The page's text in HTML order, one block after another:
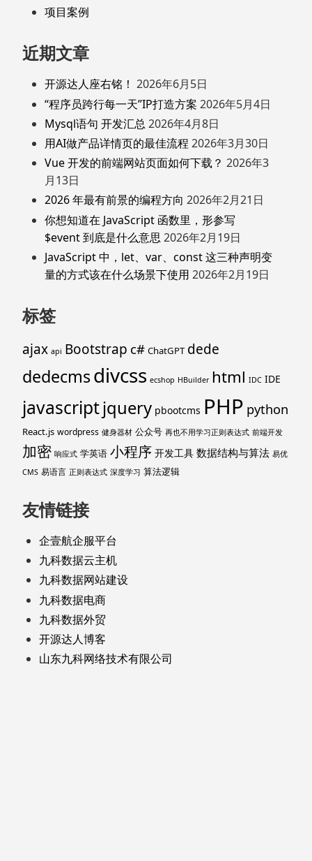
项目案例
近期文章
开源达人座右铭！ 2026年6月5日
“程序员跨行每一天”IP打造方案 2026年5月4日
Mysql语句 开发汇总 2026年4月8日
用AI做产品详情页的最佳流程 2026年3月30日
Vue 开发的前端网站页面如何下载？ 2026年3
月13日
2026 年最有前景的编程方向 2026年2月21日
你想知道在 JavaScript 函数里，形参写
$event 到底是什么意思 2026年2月19日
JavaScript 中，let、var、const 这三种声明变
量的方式该在什么场景下使用 2026年2月19日
标签
ajax api Bootstrap c# ChatGPT dede
dedecmsdivcss ecshop HBuilder html IDC IDE
javascriptjquery pbootcms PHP python
React.js wordpress 健身器材 公众号 再也不用学习正则表达式 前端开发
加密 响应式 学英语 小程序 开发工具 数据结构与算法 易优
CMS 易语言 正则表达式 深度学习 算法逻辑
友情链接
企壹航企服平台
九科数据云主机
九科数据网站建设
九科数据电商
九科数据外贸
开源达人博客
山东九科网络技术有限公司